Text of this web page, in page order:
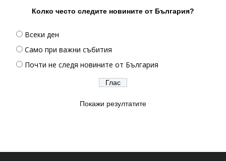
Колко често следите новините от България?
Всеки ден
Само при важни събития
Почти не следя новините от България
Покажи резултатите